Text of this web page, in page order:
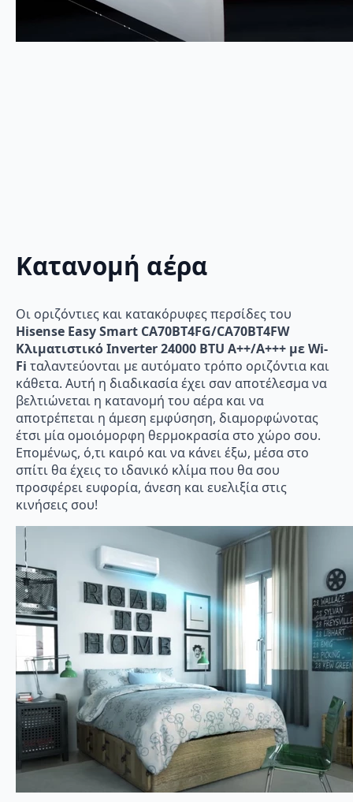
Κατανομή αέρα
Οι οριζόντιες και κατακόρυφες περσίδες του
Hisense Easy Smart CA70BT4FG/CA70BT4FW
Κλιματιστικό Inverter 24000 BTU A++/A+++ με Wi-
Fi ταλαντεύονται με αυτόματο τρόπο οριζόντια και
κάθετα. Αυτή η διαδικασία έχει σαν αποτέλεσμα να
βελτιώνεται η κατανομή του αέρα και να
αποτρέπεται η άμεση εμφύσηση, διαμορφώνοτας
έτσι μία ομοιόμορφη θερμοκρασία στο χώρο σου.
Επομένως, ό,τι καιρό και να κάνει έξω, μέσα στο
σπίτι θα έχεις το ιδανικό κλίμα που θα σου
προσφέρει ευφορία, άνεση και ευελιξία στις
κινήσεις σου!